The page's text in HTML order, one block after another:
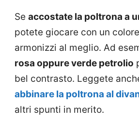
Se accostate la poltrona a
potete giocare con un
armonizzi al meglio. Ad
rosa oppure verde petrolio
bel contrasto. Leggete
abbinare la poltrona al
altri spunti in merito.